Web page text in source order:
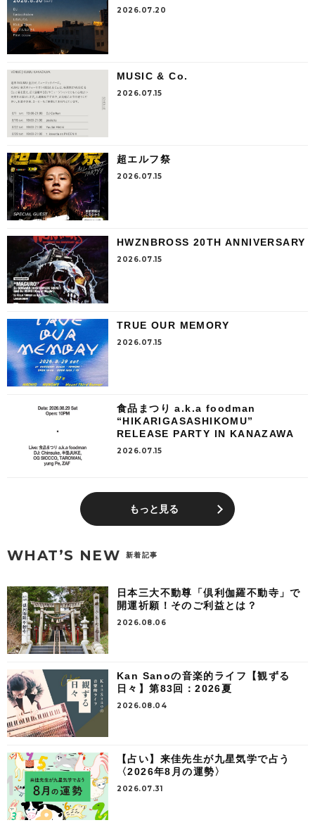
2026.07.20
MUSIC & Co.
2026.07.15
超エルフ祭
2026.07.15
HWZNBROSS 20TH ANNIVERSARY
2026.07.15
TRUE OUR MEMORY
2026.07.15
食品まつり a.k.a foodman
“HIKARIGASASHIKOMU”
RELEASE PARTY IN KANAZAWA
2026.07.15
もっと見る
WHAT’S NEW 新着記事
日本三大不動尊「倶利伽羅不動寺」で
開運祈願！そのご利益とは？
2026.08.06
Kan Sanoの音楽的ライフ【観ずる
日々】第83回：2026夏
2026.08.04
【占い】来佳先生が九星気学で占う
〈2026年8月の運勢〉
2026.07.31